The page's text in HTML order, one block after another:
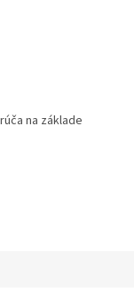
na základe